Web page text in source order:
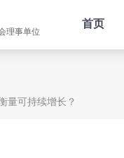
理事单位
首页
量可持续增长？